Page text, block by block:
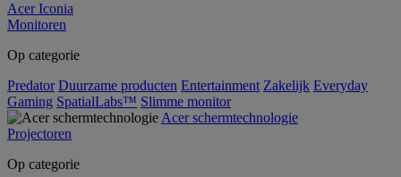
Acer Iconia
Monitoren
Op categorie
Predator Duurzame producten Entertainment Zakelijk Everyday
Gaming SpatialLabs™ Slimme monitor
Acer schermtechnologie
Projectoren
Op categorie